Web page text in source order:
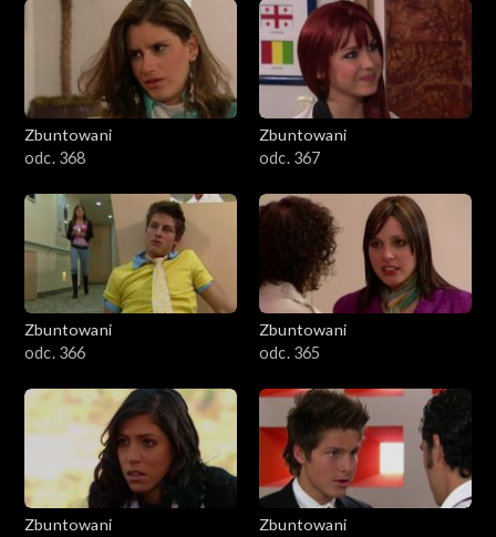
Zbuntowani
odc. 368
Zbuntowani
odc. 367
Zbuntowani
odc. 366
Zbuntowani
odc. 365
Zbuntowani
Zbuntowani